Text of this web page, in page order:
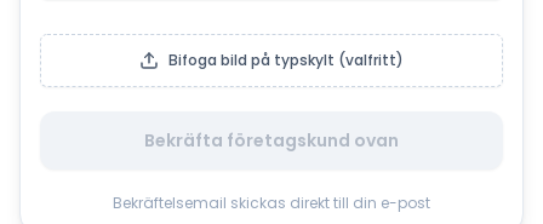
Bifoga bild på typskylt (valfritt)
Bekräfta företagskund ovan
Bekräftelsemail skickas direkt till din e-post